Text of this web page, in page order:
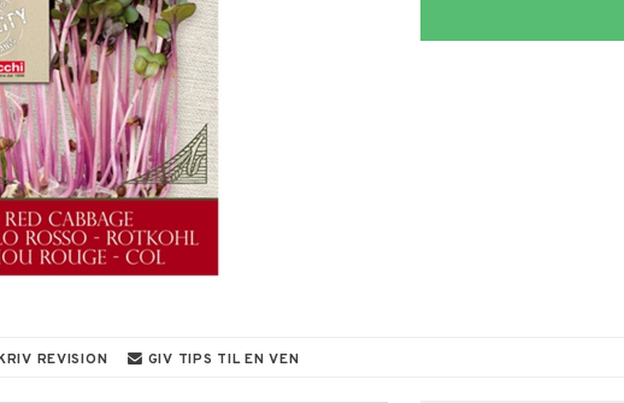
REVISION GIV TIPS TIL EN VEN